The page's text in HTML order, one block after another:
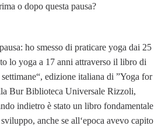
o dopo questa pausa?
ho smesso di praticare yoga dai 25
lo yoga a 17 anni attraverso il libro di
edizione italiana di ”Yoga for
Bur Biblioteca Universale Rizzoli,
indietro è stato un libro fondamentale
anche se all‘epoca avevo capito